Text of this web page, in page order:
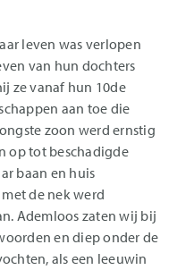
leven was verlopen
van hun dochters
ze vanaf hun 10de
aan toe die
zoon werd ernstig
op tot beschadigde
baan en huis
de nek werd
Ademloos zaten wij bij
en diep onder de
als een leeuwin